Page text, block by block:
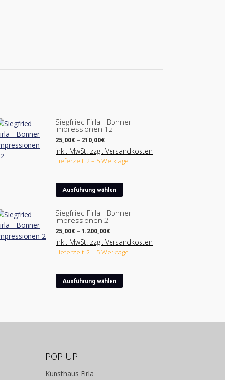
Siegfried Firla - Bonner
Impressionen 12
25,00€– 210,00€Preisspanne:
25,00€
bis
210,00€
inkl. MwSt. zzgl. Versandkosten
Lieferzeit: 2 – 5 Werktage
Ausführung wählen
Dieses
Produkt
auf.
Die
können
auf
Siegfried Firla - Bonner
Impressionen 2
25,00€–1.200,00€Preisspanne:
25,00€
bis
1.200,00€
inkl. MwSt. zzgl. Versandkosten
Lieferzeit: 2 – 5 Werktage
Ausführung wählen
Dieses
Produkt
Varianten
POP UP
Kunsthaus Firla